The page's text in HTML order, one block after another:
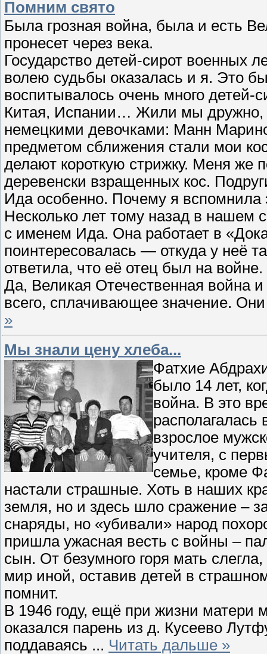
Помним свято
Была грозная война, была и есть
пронесет через века.
Государство детей-сирот военных
волею судьбы оказалась и я. Это
воспитывалось очень много детей-
Китая, Испании… Жили мы дружно,
немецкими девочками: Манн
предметом сближения стали мои
делают короткую стрижку. Меня же
деревенски взращенных кос.
Ида особенно. Почему я вспомнила
Несколько лет тому назад в нашем
с именем Ида. Она работает в
поинтересовалась — откуда у неё
ответила, что её отец был на
Да, Великая Отечественная война
всего, сплачивающее значение.
»
Мы знали цену хлеба...
Фатхие
было 14 лет,
война. В это
взрослое
учителя, с
семье, кроме
настали страшные. Хоть в наших
земля, но и здесь шло сражение –
снаряды, но «убивали» народ
пришла ужасная весть с войны –
сын. От безумного горя мать
мир иной, оставив детей в
помнит.
В 1946 году, ещё при жизни
оказался парень из д. Кусеево
поддаваясь ... Читать дальше »